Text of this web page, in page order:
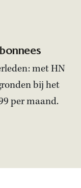
met HN
bij het
per maand.